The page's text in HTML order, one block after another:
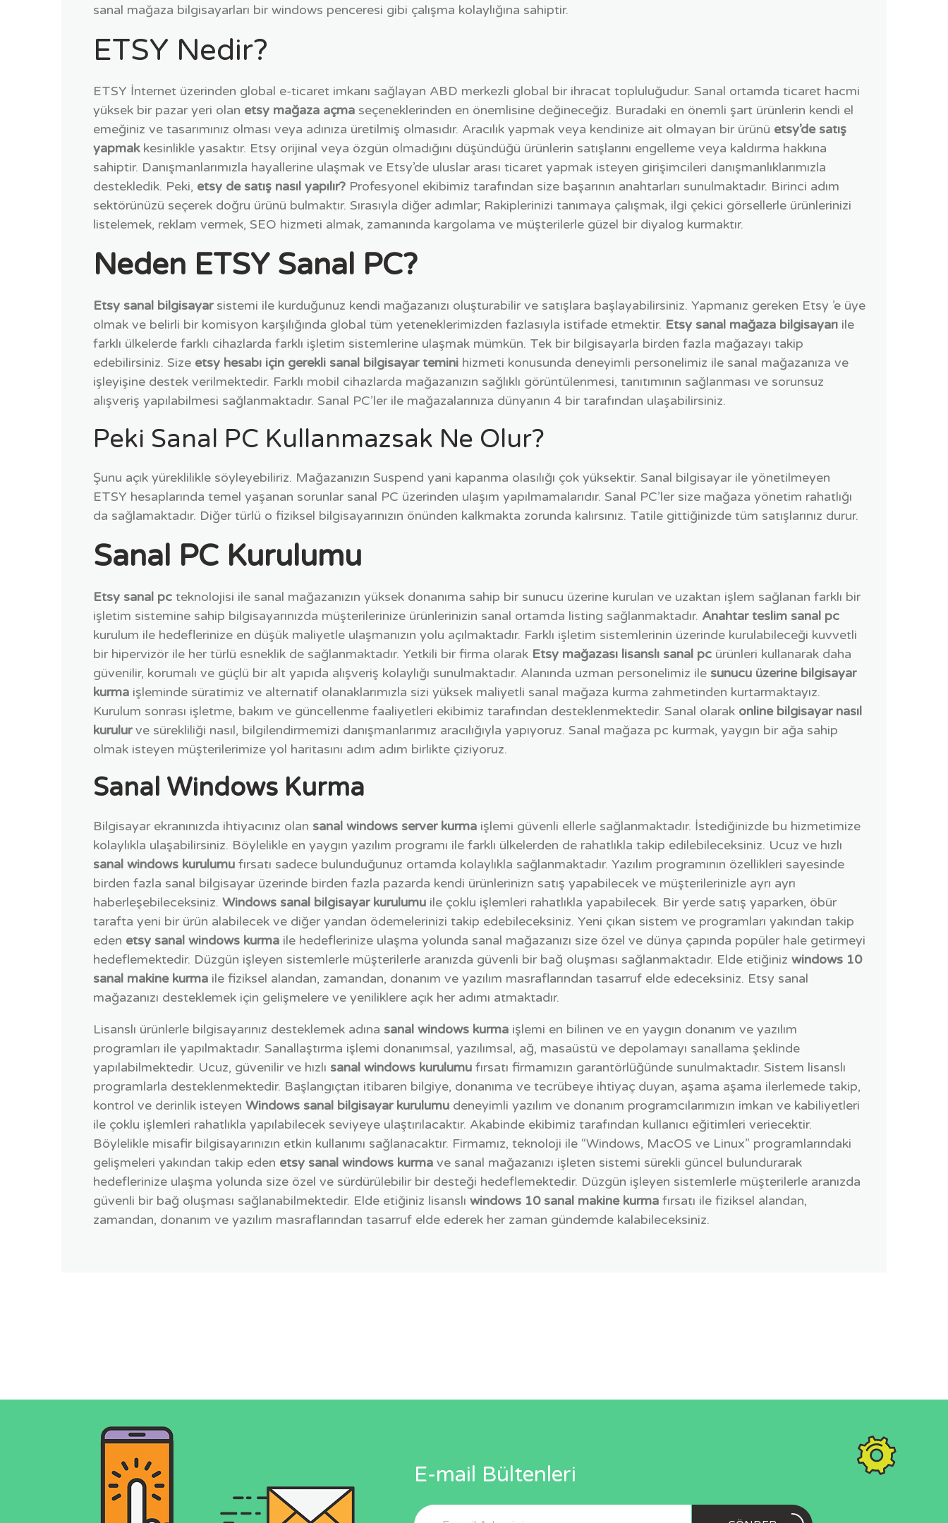
sanal mağaza bilgisayarları bir windows penceresi gibi çalışma kolaylığına sahiptir.
ETSY Nedir?
ETSY İnternet üzerinden global e-ticaret imkanı sağlayan ABD merkezli global bir ihracat topluluğudur. Sanal ortamda ticaret hacmi
yüksek bir pazar yeri olan etsy mağaza açma seçeneklerinden en önemlisine değineceğiz. Buradaki en önemli şart ürünlerin kendi el
emeğiniz ve tasarımınız olması veya adınıza üretilmiş olmasıdır. Aracılık yapmak veya kendinize ait olmayan bir ürünü etsy’de satış
yapmakkesinlikle yasaktır. Etsy orijinal veya özgün olmadığını düşündüğü ürünlerin satışlarını engelleme veya kaldırma hakkına
sahiptir. Danışmanlarımızla hayallerine ulaşmak ve Etsy’de uluslar arası ticaret yapmak isteyen girişimcileri danışmanlıklarımızla
destekledik. Peki, etsy de satış nasıl yapılır? Profesyonel ekibimiz tarafından size başarının anahtarları sunulmaktadır. Birinci adım
sektörünüzü seçerek doğru ürünü bulmaktır. Sırasıyla diğer adımlar; Rakiplerinizi tanımaya çalışmak, ilgi çekici görsellerle ürünlerinizi
listelemek, reklam vermek, SEO hizmeti almak, zamanında kargolama ve müşterilerle güzel bir diyalog kurmaktır.
Neden ETSY Sanal PC?
Etsy sanal bilgisayarsistemi ile kurduğunuz kendi mağazanızı oluşturabilir ve satışlara başlayabilirsiniz. Yapmanız gereken Etsy ’e üye
olmak ve belirli bir komisyon karşılığında global tüm yeteneklerimizden fazlasıyla istifade etmektir. Etsy sanal mağaza bilgisayarı ile
farklı ülkelerde farklı cihazlarda farklı işletim sistemlerine ulaşmak mümkün. Tek bir bilgisayarla birden fazla mağazayı takip
edebilirsiniz. Size etsy hesabı için gerekli sanal bilgisayar temini hizmeti konusunda deneyimli personelimiz ile sanal mağazanıza ve
işleyişine destek verilmektedir. Farklı mobil cihazlarda mağazanızın sağlıklı görüntülenmesi, tanıtımının sağlanması ve sorunsuz
alışveriş yapılabilmesi sağlanmaktadır. Sanal PC’ler ile mağazalarınıza dünyanın 4 bir tarafından ulaşabilirsiniz.
Peki Sanal PC Kullanmazsak Ne Olur?
Şunu açık yüreklilikle söyleyebiliriz. Mağazanızın Suspend yani kapanma olasılığı çok yüksektir. Sanal bilgisayar ile yönetilmeyen
ETSY hesaplarında temel yaşanan sorunlar sanal PC üzerinden ulaşım yapılmamalarıdır. Sanal PC’ler size mağaza yönetim rahatlığı
da sağlamaktadır. Diğer türlü o fiziksel bilgisayarınızın önünden kalkmakta zorunda kalırsınız. Tatile gittiğinizde tüm satışlarınız durur.
Sanal PC Kurulumu
Etsy sanal pc teknolojisi ile sanal mağazanızın yüksek donanıma sahip bir sunucu üzerine kurulan ve uzaktan işlem sağlanan farklı bir
işletim sistemine sahip bilgisayarınızda müşterilerinize ürünlerinizin sanal ortamda listing sağlanmaktadır. Anahtar teslim sanal pc
kurulum ile hedeflerinize en düşük maliyetle ulaşmanızın yolu açılmaktadır. Farklı işletim sistemlerinin üzerinde kurulabileceği kuvvetli
bir hipervizör ile her türlü esneklik de sağlanmaktadır. Yetkili bir firma olarak Etsy mağazası lisanslı sanal pc ürünleri kullanarak daha
güvenilir, korumalı ve güçlü bir alt yapıda alışveriş kolaylığı sunulmaktadır. Alanında uzman personelimiz ile sunucu üzerine bilgisayar
kurma işleminde süratimiz ve alternatif olanaklarımızla sizi yüksek maliyetli sanal mağaza kurma zahmetinden kurtarmaktayız.
Kurulum sonrası işletme, bakım ve güncellenme faaliyetleri ekibimiz tarafından desteklenmektedir. Sanal olarak online bilgisayar nasıl
kurulurve sürekliliği nasıl, bilgilendirmemizi danışmanlarımız aracılığıyla yapıyoruz. Sanal mağaza pc kurmak, yaygın bir ağa sahip
olmak isteyen müşterilerimize yol haritasını adım adım birlikte çiziyoruz.
Sanal Windows Kurma
Bilgisayar ekranınızda ihtiyacınız olan sanal windows server kurma işlemi güvenli ellerle sağlanmaktadır. İstediğinizde bu hizmetimize
kolaylıkla ulaşabilirsiniz. Böylelikle en yaygın yazılım programı ile farklı ülkelerden de rahatlıkla takip edilebileceksiniz. Ucuz ve hızlı
sanal windows kurulumu fırsatı sadece bulunduğunuz ortamda kolaylıkla sağlanmaktadır. Yazılım programının özellikleri sayesinde
birden fazla sanal bilgisayar üzerinde birden fazla pazarda kendi ürünlerinizn satış yapabilecek ve müşterilerinizle ayrı ayrı
haberleşebileceksiniz. Windows sanal bilgisayar kurulumu ile çoklu işlemleri rahatlıkla yapabilecek. Bir yerde satış yaparken, öbür
tarafta yeni bir ürün alabilecek ve diğer yandan ödemelerinizi takip edebileceksiniz. Yeni çıkan sistem ve programları yakından takip
eden etsy sanal windows kurma ile hedeflerinize ulaşma yolunda sanal mağazanızı size özel ve dünya çapında popüler hale getirmeyi
hedeflemektedir. Düzgün işleyen sistemlerle müşterilerle aranızda güvenli bir bağ oluşması sağlanmaktadır. Elde etiğiniz windows 10
sanal makine kurma ile fiziksel alandan, zamandan, donanım ve yazılım masraflarından tasarruf elde edeceksiniz. Etsy sanal
mağazanızı desteklemek için gelişmelere ve yeniliklere açık her adımı atmaktadır.
Lisanslı ürünlerle bilgisayarınız desteklemek adına sanal windows kurma işlemi en bilinen ve en yaygın donanım ve yazılım
programları ile yapılmaktadır. Sanallaştırma işlemi donanımsal, yazılımsal, ağ, masaüstü ve depolamayı sanallama şeklinde
yapılabilmektedir. Ucuz, güvenilir ve hızlı sanal windows kurulumu fırsatı firmamızın garantörlüğünde sunulmaktadır. Sistem lisanslı
programlarla desteklenmektedir. Başlangıçtan itibaren bilgiye, donanıma ve tecrübeye ihtiyaç duyan, aşama aşama ilerlemede takip,
kontrol ve derinlik isteyen Windows sanal bilgisayar kurulumu deneyimli yazılım ve donanım programcılarımızın imkan ve kabiliyetleri
ile çoklu işlemleri rahatlıkla yapılabilecek seviyeye ulaştırılacaktır. Akabinde ekibimiz tarafından kullanıcı eğitimleri veriecektir.
Böylelikle misafir bilgisayarınızın etkin kullanımı sağlanacaktır. Firmamız, teknoloji ile “Windows, MacOS ve Linux” programlarındaki
gelişmeleri yakından takip eden etsy sanal windows kurma ve sanal mağazanızı işleten sistemi sürekli güncel bulundurarak
hedeflerinize ulaşma yolunda size özel ve sürdürülebilir bir desteği hedeflemektedir. Düzgün işleyen sistemlerle müşterilerle aranızda
güvenli bir bağ oluşması sağlanabilmektedir. Elde etiğiniz lisanslı windows 10 sanal makine kurma fırsatı ile fiziksel alandan,
zamandan, donanım ve yazılım masraflarından tasarruf elde ederek her zaman gündemde kalabileceksiniz.
E-mail Bültenleri